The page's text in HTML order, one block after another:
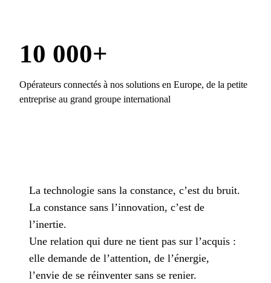
10 000+
Opérateurs connectés à nos solutions en Europe, de la petite
entreprise au grand groupe international
La technologie sans la constance, c’est du bruit.
La constance sans l’innovation, c’est de
l’inertie.
Une relation qui dure ne tient pas sur l’acquis :
elle demande de l’attention, de l’énergie,
l’envie de se réinventer sans se renier.